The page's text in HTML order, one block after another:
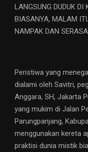
LANGSUNG DUDUK DI
BIASANYA, MALAM
NAMPAK DAN
Peristiwa yang
dialami oleh Savitri,
Anggara, SH, Jakarta
yang mukim di Jalan
Parungpanjang,
menggunakan kereta
praktisi dunia mistik